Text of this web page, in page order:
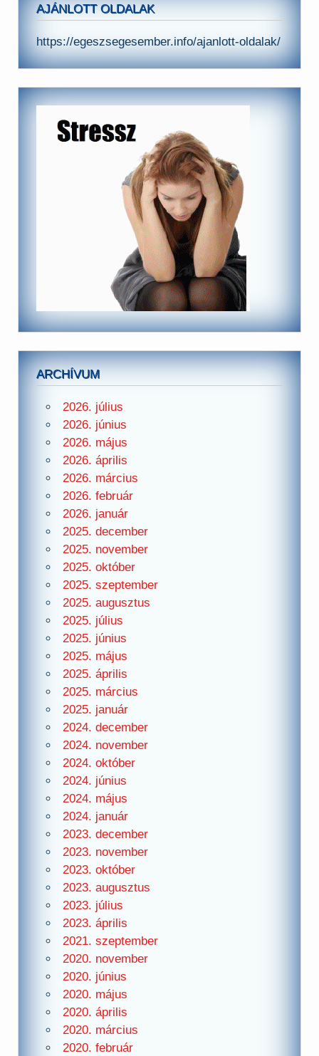
AJÁNLOTT OLDALAK
https://egeszsegesember.info/ajanlott-oldalak/
ARCHÍVUM
2026. július
2026. június
2026. május
2026. április
2026. március
2026. február
2026. január
2025. december
2025. november
2025. október
2025. szeptember
2025. augusztus
2025. július
2025. június
2025. május
2025. április
2025. március
2025. január
2024. december
2024. november
2024. október
2024. június
2024. május
2024. január
2023. december
2023. november
2023. október
2023. augusztus
2023. július
2023. április
2021. szeptember
2020. november
2020. június
2020. május
2020. április
2020. március
2020. február